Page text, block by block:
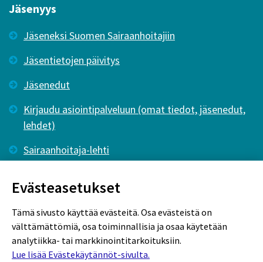
Jäsenyys
Jäseneksi Suomen Sairaanhoitajiin
Jäsentietojen päivitys
Jäsenedut
Kirjaudu asiointipalveluun (omat tiedot, jäsenedut,
lehdet)
Sairaanhoitaja-lehti
Evästeasetukset
Tämä sivusto käyttää evästeitä. Osa evästeistä on
välttämättömiä, osa toiminnallisia ja osaa käytetään
analytiikka- tai markkinointitarkoituksiin.
Lue lisää Evästekäytännöt-sivulta.